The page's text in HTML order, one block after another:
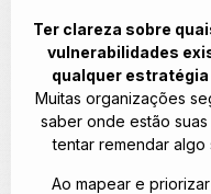
Ter clareza sobre
vulnerabilidades
qualquer
Muitas organizações
saber onde estão
tentar remendar
Ao mapear e